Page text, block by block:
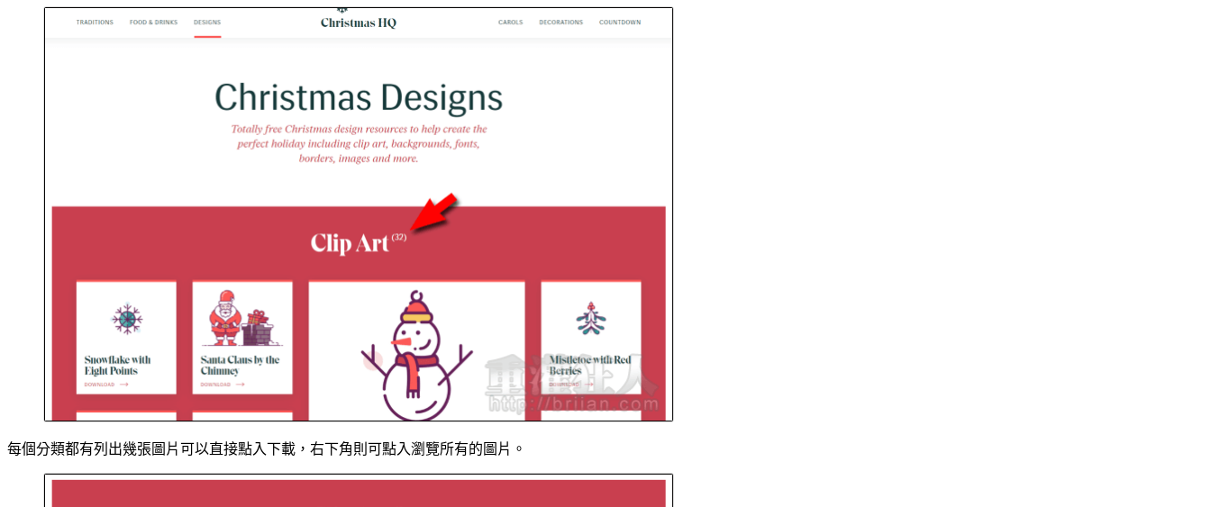
每個分類都有列出幾張圖片可以直接點入下載，右下角則可點入瀏覽所有的圖片。